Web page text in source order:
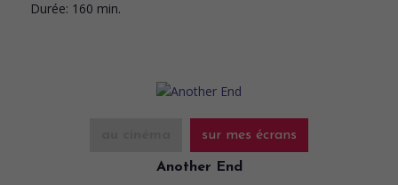
Durée: 160 min.
sur mes écrans
Another End